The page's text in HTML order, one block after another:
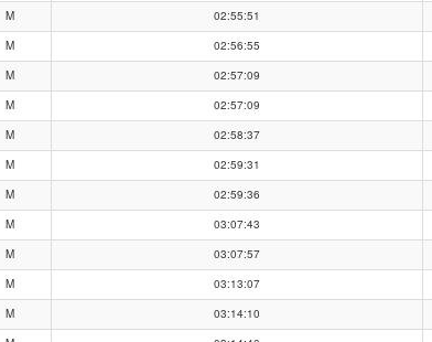
M 02:55:51
M 02:56:55
M 02:57:09
M 02:57:09
M 02:58:37
M 02:59:31
M 02:59:36
M 03:07:43
M 03:07:57
M 03:13:07
M 03:14:10